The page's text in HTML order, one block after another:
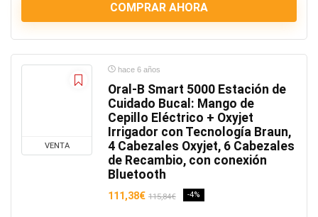
COMPRAR AHORA
VENTA
hace 6 años
Oral-B Smart 5000 Estación de
Cuidado Bucal: Mango de
Cepillo Eléctrico + Oxyjet
Irrigador con Tecnología Braun,
4 Cabezales Oxyjet, 6 Cabezales
de Recambio, con conexión
Bluetooth
111,38€ 115,84€ -4%